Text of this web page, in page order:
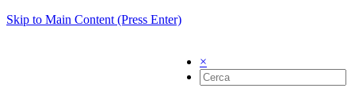
Skip to Main Content (Press Enter)
×